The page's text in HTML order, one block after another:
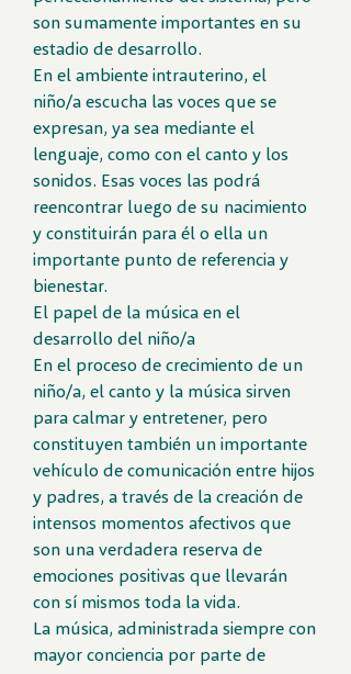
son sumamente importantes en su
estadio de desarrollo.
En el ambiente intrauterino, el
niño/a escucha las voces que se
expresan, ya sea mediante el
lenguaje, como con el canto y los
sonidos. Esas voces las podrá
reencontrar luego de su nacimiento
y constituirán para él o ella un
importante punto de referencia y
bienestar.
El papel de la música en el
desarrollo del niño/a
En el proceso de crecimiento de un
niño/a, el canto y la música sirven
para calmar y entretener, pero
constituyen también un importante
vehículo de comunicación entre hijos
y padres, a través de la creación de
intensos momentos afectivos que
son una verdadera reserva de
emociones positivas que llevarán
con sí mismos toda la vida.
La música, administrada siempre con
mayor conciencia por parte de